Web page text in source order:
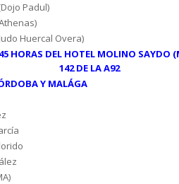
Padul)
Huercal Overa)
HORAS DEL HOTEL MOLINO SAYDO
142 DE LA A92
Y MALÁGA